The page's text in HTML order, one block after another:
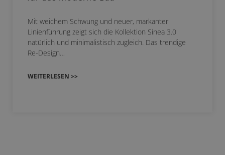
Mit weichem Schwung und neuer, markanter
Linienführung zeigt sich die Kollektion Sinea 3.0
natürlich und minimalistisch zugleich. Das trendige
Re-Design…
WEITERLESEN >>